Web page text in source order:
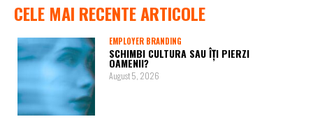
CELE MAI RECENTE ARTICOLE
EMPLOYER BRANDING
SCHIMBI CULTURA SAU ÎȚI PIERZI
OAMENII?
August 5, 2026